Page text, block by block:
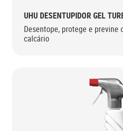
UHU DESENTUPIDOR GEL
Desentope, protege e previne
calcário